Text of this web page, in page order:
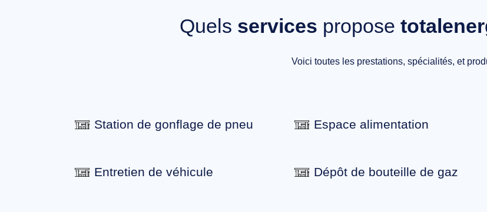
Quels services propose
Voici toutes les prestations, spécialités, et
Station de gonflage de pneu Espace alimentation
Entretien de véhicule Dépôt de bouteille de gaz